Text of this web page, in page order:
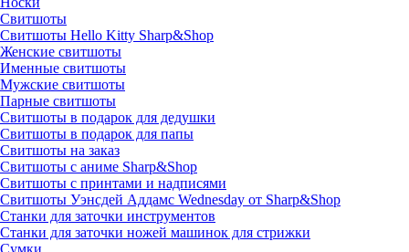
Свитшоты
Cвитшоты Hello Kitty Sharp&Shop
Женские свитшоты
Именные свитшоты
Мужские свитшоты
Парные свитшоты
Свитшоты в подарок для дедушки
Свитшоты в подарок для папы
Свитшоты на заказ
Свитшоты с аниме Sharp&Shop
Свитшоты с принтами и надписями
Свитшоты Уэнсдей Аддамс Wednesday от Sharp&Shop
Станки для заточки инструментов
Станки для заточки ножей машинок для стрижки
Сумки